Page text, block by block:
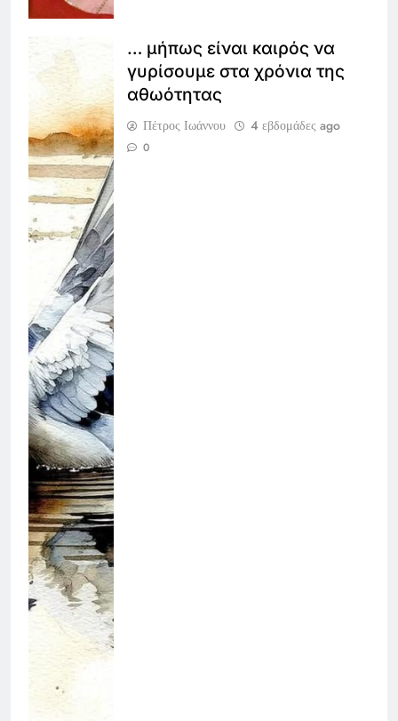
… μήπως είναι καιρός να
γυρίσουμε στα χρόνια της
αθωότητας
Πέτρος Ιωάννου 4 εβδομάδες ago
0